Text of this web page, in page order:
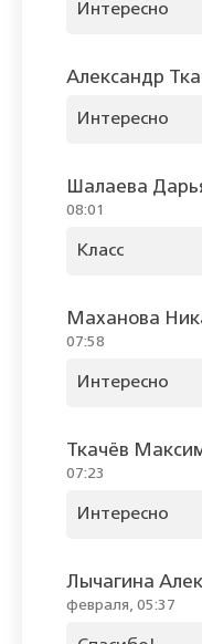
Интересно
Александр
Интересно
Шалаева
08:01
Класс
Маханова
07:58
Интересно
Ткачёв
07:23
Интересно
Лычагина
февраля, 05:37